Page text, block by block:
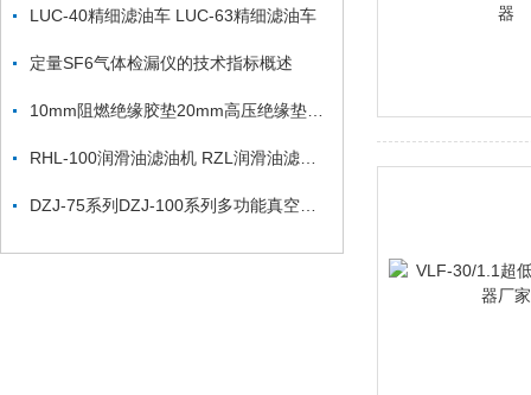
LUC-40精细滤油车 LUC-63精细滤油车
定量SF6气体检漏仪的技术指标概述